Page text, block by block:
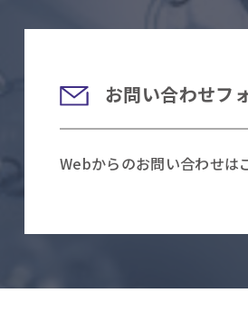
お問い合わせフ
Webからのお問い合わせは